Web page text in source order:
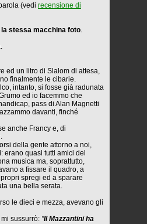
(vedi recensione di
la stessa macchina foto.
ed un litro di Slalom di attesa,
finalmente le cibarie.
intanto, si fosse già radunata
ed io facemmo che
pass di Alan Magnetti
davanti, finché
anche Francy e, di
della gente attorno a noi,
erano quasi tutti amici del
musica ma, soprattutto,
a fissare il quadro, a
spregi ed a sparare
una bella serata.
le dieci e mezza, avevano gli
mi sussurrò: "Il Mazzantini ha